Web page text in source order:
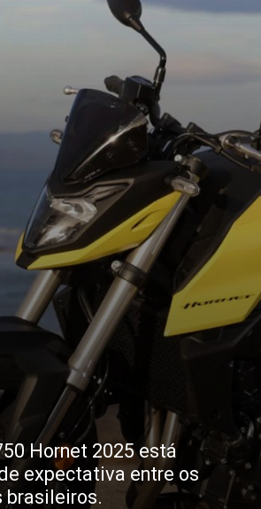
Hornet 2025 está
expectativa entre os